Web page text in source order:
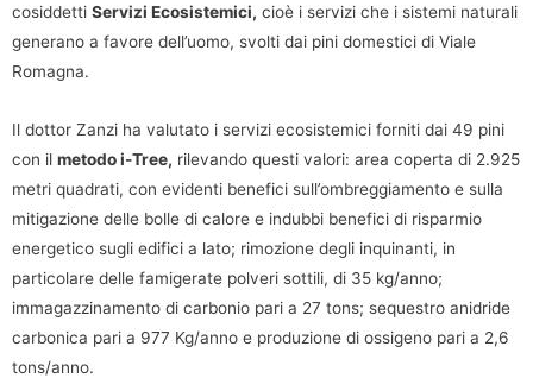
cosiddetti Servizi Ecosistemici, cioè i servizi che i sistemi naturali
generano a favore dell’uomo, svolti dai pini domestici di Viale
Romagna.
Il dottor Zanzi ha valutato i servizi ecosistemici forniti dai 49 pini
con il metodo i-Tree, rilevando questi valori: area coperta di 2.925
metri quadrati, con evidenti benefici sull’ombreggiamento e sulla
mitigazione delle bolle di calore e indubbi benefici di risparmio
energetico sugli edifici a lato; rimozione degli inquinanti, in
particolare delle famigerate polveri sottili, di 35 kg/anno;
immagazzinamento di carbonio pari a 27 tons; sequestro anidride
carbonica pari a 977 Kg/anno e produzione di ossigeno pari a 2,6
tons/anno.